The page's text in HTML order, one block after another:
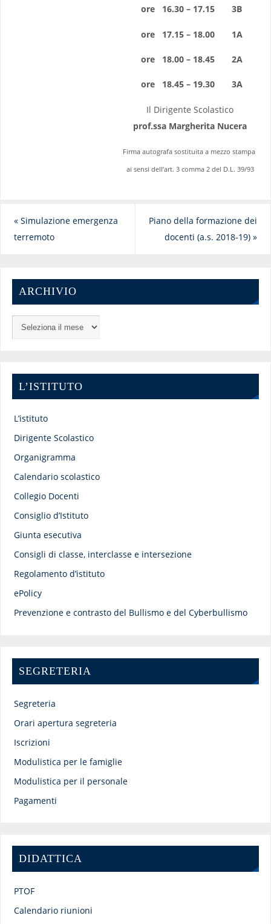
ore 16.30 – 17.15 3B
ore 17.15 – 18.00 1A
ore 18.00 – 18.45 2A
ore 18.45 – 19.30 3A
Il Dirigente Scolastico
prof.ssa Margherita Nucera
Firma autografa sostituita a mezzo stampa
ai sensi dell’art. 3 comma 2 del D.L. 39/93
«Simulazione emergenza
terremoto
Piano della formazione dei
docenti (a.s. 2018-19)»
ARCHIVIO
L’ISTITUTO
L’istituto
Dirigente Scolastico
Organigramma
Calendario scolastico
Collegio Docenti
Consiglio d’Istituto
Giunta esecutiva
Consigli di classe, interclasse e intersezione
Regolamento d’istituto
ePolicy
Prevenzione e contrasto del Bullismo e del Cyberbullismo
SEGRETERIA
Segreteria
Orari apertura segreteria
Iscrizioni
Modulistica per le famiglie
Modulistica per il personale
Pagamenti
DIDATTICA
PTOF
Calendario riunioni